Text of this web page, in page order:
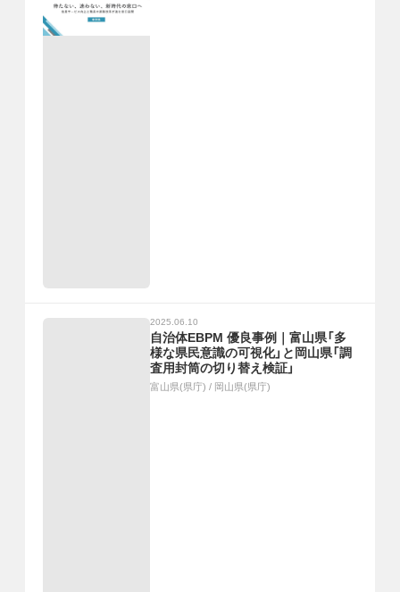
2025.06.10
自治体EBPM 優良事例｜富山県「多
様な県民意識の可視化」と岡山県「調
査用封筒の切り替え検証」
富山県(県庁) / 岡山県(県庁)